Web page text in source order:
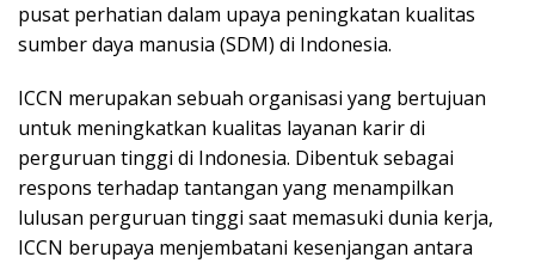
pusat perhatian dalam upaya peningkatan kualitas
sumber daya manusia (SDM) di Indonesia.
ICCN merupakan sebuah organisasi yang bertujuan
untuk meningkatkan kualitas layanan karir di
perguruan tinggi di Indonesia. Dibentuk sebagai
respons terhadap tantangan yang menampilkan
lulusan perguruan tinggi saat memasuki dunia kerja,
ICCN berupaya menjembatani kesenjangan antara